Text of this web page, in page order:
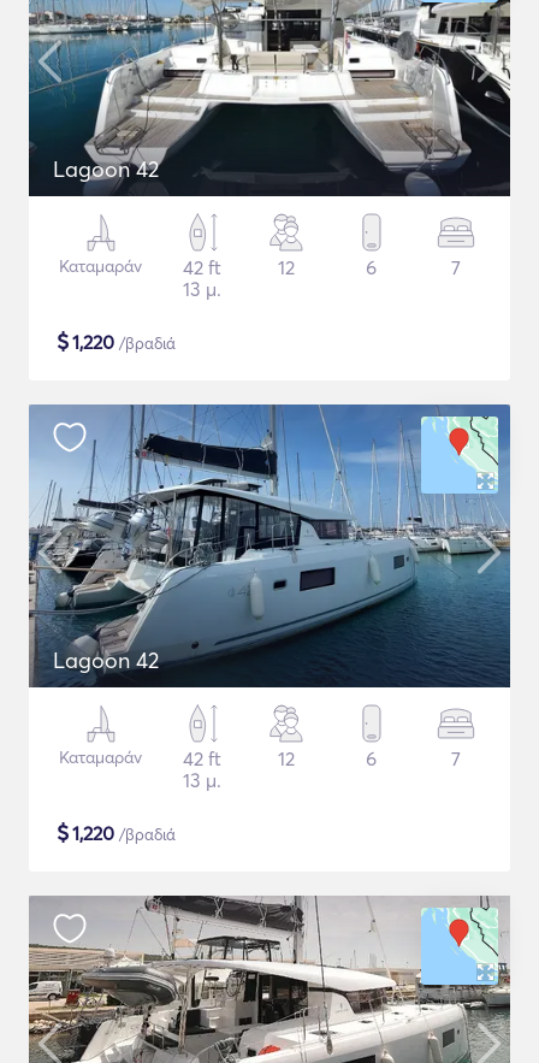
Lagoon 42
Καταμαράν
42 ft
13 μ.
12 6 7
$1,220 /βραδιά
Lagoon 42
Καταμαράν
42 ft
13 μ.
12 6 7
$1,220 /βραδιά